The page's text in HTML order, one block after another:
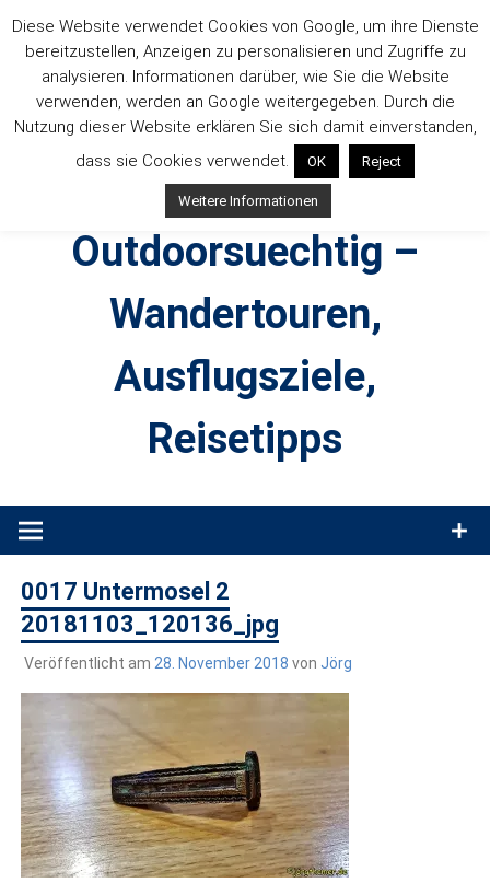
Inhalt
springen
Outdoorsuechtig –
Wandertouren,
Ausflugsziele,
Reisetipps
Produkttests und Buchrezensionen. Ein Blog für alle, die gern
0017 Untermosel 2
20181103_120136_jpg
Veröffentlicht am 28. November 2018 von Jörg
Diese Website verwendet Cookies von Google, um ihre Dienste
bereitzustellen, Anzeigen zu personalisieren und Zugriffe zu
analysieren. Informationen darüber, wie Sie die Website
verwenden, werden an Google weitergegeben. Durch die
Nutzung dieser Website erklären Sie sich damit einverstanden,
dass sie Cookies verwendet.
OK Reject
Weitere Informationen